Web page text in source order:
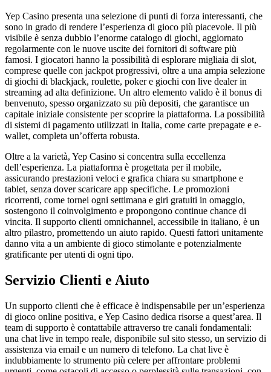
Yep Casino presenta una selezione di punti di forza interessanti, che
sono in grado di rendere l’esperienza di gioco più piacevole. Il più
visibile è senza dubbio l’enorme catalogo di giochi, aggiornato
regolarmente con le nuove uscite dei fornitori di software più
famosi. I giocatori hanno la possibilità di esplorare migliaia di slot,
comprese quelle con jackpot progressivi, oltre a una ampia selezione
di giochi di blackjack, roulette, poker e giochi con live dealer in
streaming ad alta definizione. Un altro elemento valido è il bonus di
benvenuto, spesso organizzato su più depositi, che garantisce un
capitale iniziale consistente per scoprire la piattaforma. La possibilità
di sistemi di pagamento utilizzati in Italia, come carte prepagate e e-
wallet, completa un’offerta robusta.
Oltre a la varietà, Yep Casino si concentra sulla eccellenza
dell’esperienza. La piattaforma è progettata per il mobile,
assicurando prestazioni veloci e grafica chiara su smartphone e
tablet, senza dover scaricare app specifiche. Le promozioni
ricorrenti, come tornei ogni settimana e giri gratuiti in omaggio,
sostengono il coinvolgimento e propongono continue chance di
vincita. Il supporto clienti omnichannel, accessibile in italiano, è un
altro pilastro, promettendo un aiuto rapido. Questi fattori unitamente
danno vita a un ambiente di gioco stimolante e potenzialmente
gratificante per utenti di ogni tipo.
Servizio Clienti e Aiuto
Un supporto clienti che è efficace è indispensabile per un’esperienza
di gioco online positiva, e Yep Casino dedica risorse a quest’area. Il
team di supporto è contattabile attraverso tre canali fondamentali:
una chat live in tempo reale, disponibile sul sito stesso, un servizio di
assistenza via email e un numero di telefono. La chat live è
indubbiamente lo strumento più celere per affrontare problemi